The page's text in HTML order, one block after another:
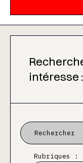
intéresse :
Rubriques :